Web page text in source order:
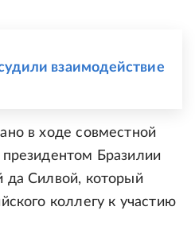
взаимодействие
в ходе совместной
Бразилии
Силвой, который
коллегу к участию